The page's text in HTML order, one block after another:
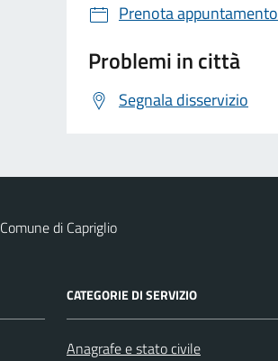
Prenota appuntamento
Problemi in città
Segnala disservizio
Comune di Capriglio
CATEGORIE DI SERVIZIO
Anagrafe e stato civile